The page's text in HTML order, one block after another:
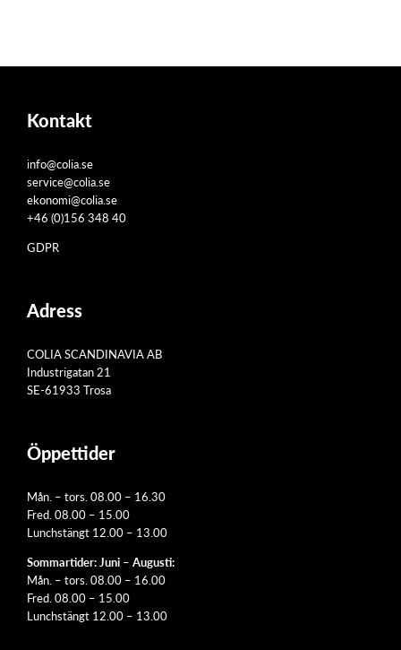
Kontakt
info@colia.se
service@colia.se
ekonomi@colia.se
+46 (0)156 348 40
GDPR
Adress
COLIA SCANDINAVIA AB
Industrigatan 21
SE-61933 Trosa
Öppettider
Mån. – tors. 08.00 – 16.30
Fred. 08.00 – 15.00
Lunchstängt 12.00 – 13.00
Sommartider: Juni – Augusti:
Mån. – tors. 08.00 – 16.00
Fred. 08.00 – 15.00
Lunchstängt 12.00 – 13.00